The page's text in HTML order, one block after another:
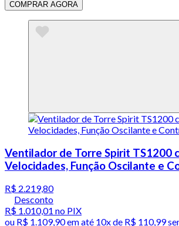
COMPRAR AGORA
Ventilador de Torre Spirit TS1200
Velocidades, Função Oscilante e
R$ 2.219,80
Desconto
R$ 1.010,01 no PIX
ou R$ 1.109,90em até 10x de R$ 110,99